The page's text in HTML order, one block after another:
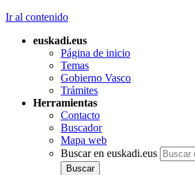
Ir al contenido
euskadi.eus
Página de inicio
Temas
Gobierno Vasco
Trámites
Herramientas
Contacto
Buscador
Mapa web
Buscar en euskadi.eus